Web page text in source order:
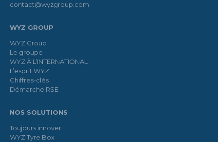
contact@wyzgroup.com
WYZ GROUP
WYZ Group
Le groupe
WYZ À L’INTERNATIONAL
L’esprit WYZ
Chiffres-clés
Démarche RSE
NOS SOLUTIONS
Toujours innover
WYZ Tyre Box